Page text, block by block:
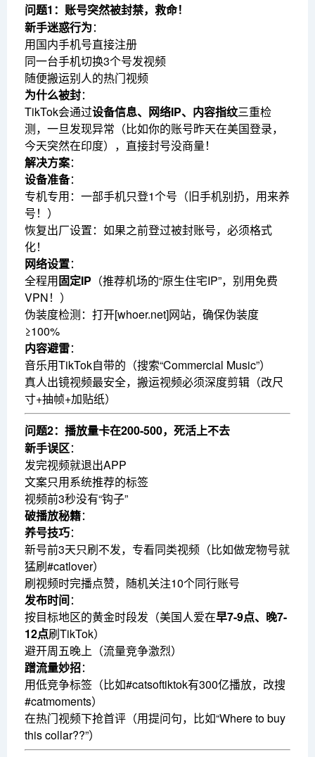
问题1：账号突然被封禁，救命！
新手迷惑行为：
用国内手机号直接注册
同一台手机切换3个号发视频
随便搬运别人的热门视频
为什么被封：
TikTok会通过设备信息、网络IP、内容指纹三重检
测，一旦发现异常（比如你的账号昨天在美国登录，
今天突然在印度），直接封号没商量！
解决方案：
设备准备：
专机专用：一部手机只登1个号（旧手机别扔，用来养
号！）
恢复出厂设置：如果之前登过被封账号，必须格式
化！
网络设置：
全程用固定IP （推荐机场的“原生住宅IP”，别用免费
VPN！）
伪装度检测：打开[whoer.net]网站，确保伪装度
≥100%
内容避雷：
音乐用TikTok自带的（搜索“Commercial Music”）
真人出镜视频最安全，搬运视频必须深度剪辑（改尺
寸+抽帧+加贴纸）
问题2：播放量卡在200-500，死活上不去
新手误区：
发完视频就退出APP
文案只用系统推荐的标签
视频前3秒没有“钩子”
破播放秘籍：
养号技巧：
新号前3天只刷不发，专看同类视频（比如做宠物号就
猛刷#catlover）
刷视频时完播点赞，随机关注10个同行账号
发布时间：
按目标地区的黄金时段发（美国人爱在早7-9点、晚7-
12点刷TikTok）
避开周五晚上（流量竞争激烈）
蹭流量妙招：
用低竞争标签（比如#catsoftiktok有300亿播放，改搜
#catmoments）
在热门视频下抢首评（用提问句，比如“Where to buy
this collar??”）